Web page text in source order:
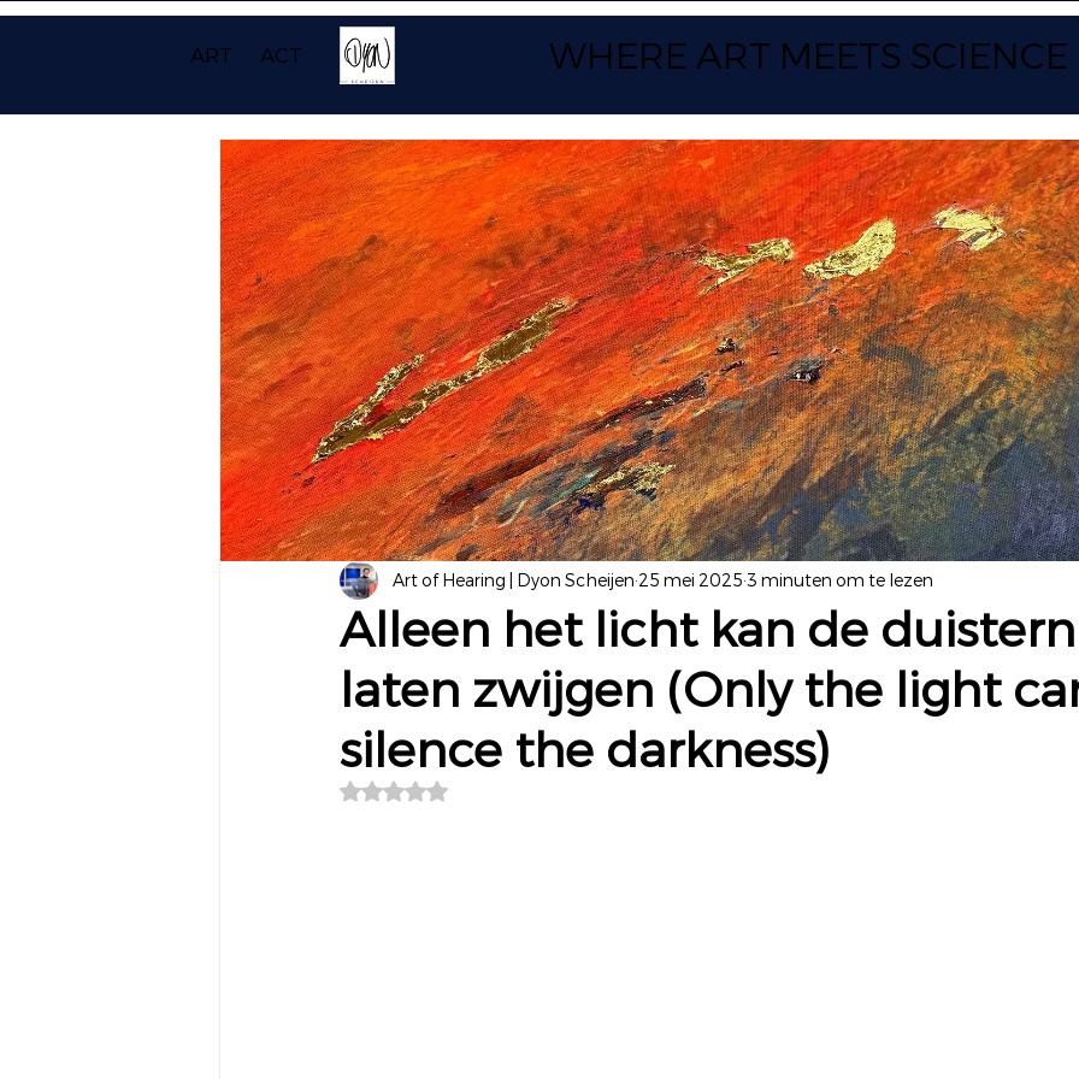
ART ACT WHERE ART MEETS SCIENCE
Alleen het licht kan de
laten zwijgen (Only the light
silence the darkness)
Art of Hearing | Dyon Scheijen 25 mei 2025 3 minuten om te lezen
Beoordeeld met NaN uit 5 sterren.